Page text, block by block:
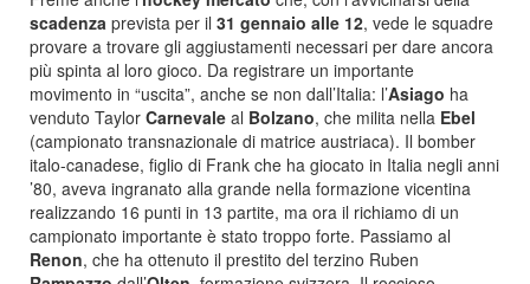
scadenza prevista per il 31 gennaio alle 12, vede le squadre
provare a trovare gli aggiustamenti necessari per dare ancora
più spinta al loro gioco. Da registrare un importante
movimento in “uscita”, anche se non dall’Italia: l’Asiago ha
venduto Taylor Carnevale al Bolzano, che milita nella Ebel
(campionato transnazionale di matrice austriaca). Il bomber
italo-canadese, figlio di Frank che ha giocato in Italia negli anni
’80, aveva ingranato alla grande nella formazione vicentina
realizzando 16 punti in 13 partite, ma ora il richiamo di un
campionato importante è stato troppo forte. Passiamo al
Renon, che ha ottenuto il prestito del terzino Ruben